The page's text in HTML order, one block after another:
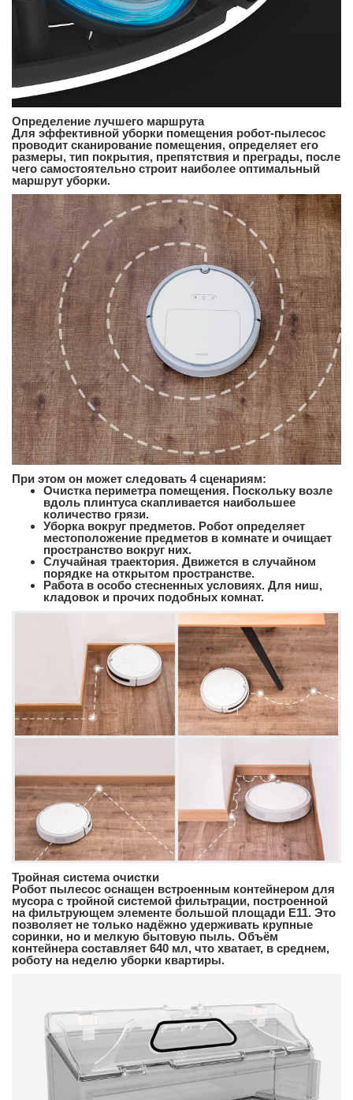
Определение лучшего маршрута
Для эффективной уборки помещения робот-пылесос
проводит сканирование помещения, определяет его
размеры, тип покрытия, препятствия и преграды, после
чего самостоятельно строит наиболее оптимальный
маршрут уборки.
При этом он может следовать 4 сценариям:
Очистка периметра помещения. Поскольку возле
вдоль плинтуса скапливается наибольшее
количество грязи.
Уборка вокруг предметов. Робот определяет
местоположение предметов в комнате и очищает
пространство вокруг них.
Случайная траектория. Движется в случайном
порядке на открытом пространстве.
Работа в особо стесненных условиях. Для ниш,
кладовок и прочих подобных комнат.
Тройная система очистки
Робот пылесос оснащен встроенным контейнером для
мусора с тройной системой фильтрации, построенной
на фильтрующем элементе большой площади Е11. Это
позволяет не только надёжно удерживать крупные
соринки, но и мелкую бытовую пыль. Объём
контейнера составляет 640 мл, что хватает, в среднем,
роботу на неделю уборки квартиры.